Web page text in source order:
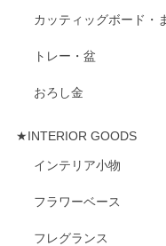
カッティッグボード・
トレー・盆
おろし金
★INTERIOR GOODS
インテリア小物
フラワーベース
フレグランス